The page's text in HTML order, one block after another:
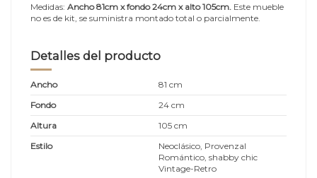
Medidas: Ancho 81cm x fondo 24cm x alto 105cm. Este mueble
no es de kit, se suministra montado total o parcialmente.
Detalles del producto
Ancho
81 cm
Fondo
24 cm
Altura
105 cm
Estilo
Neoclásico, Provenzal
Romántico, shabby chic
Vintage-Retro